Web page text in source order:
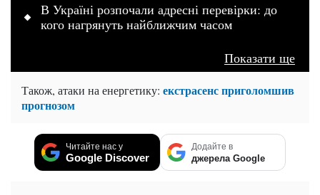
В Україні розпочали адресні перевірки: до
кого нагрянуть найближчим часом
Показати ще
Також, атаки на енергетику: екстрасенс приголомшив
прогнозом
Читайте нас у
Google Discover
Додайте в
джерела Google